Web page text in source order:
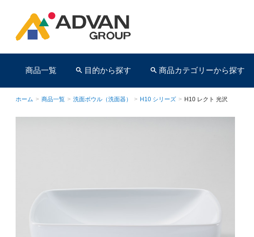
商品一覧 目的から探す 商品カテゴリーから探す
ホーム > 商品一覧 > 洗面ボウル（洗面器） > H10 シリーズ > H10 レクト 光沢